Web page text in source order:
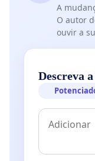
A
O autor
ouvir a
Descreva